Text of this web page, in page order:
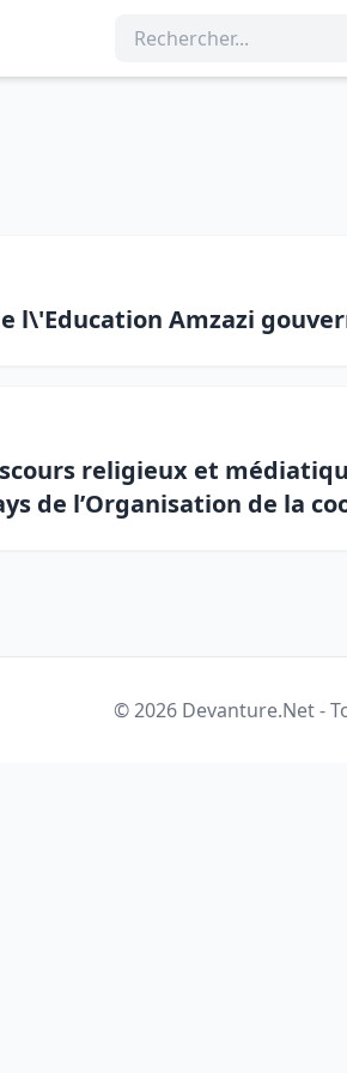
l\'Education Amzazi
religieux et
de l’Organisation de la
© 2026 Devanture.Net -